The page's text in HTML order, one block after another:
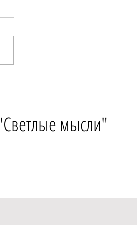
благоустройства
мысли"